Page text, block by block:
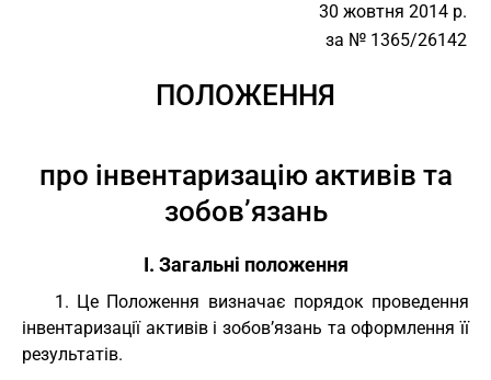
30 жовтня 2014 р.
за № 1365/26142
ПОЛОЖЕННЯ
про інвентаризацію активів та
зобов’язань
І. Загальні положення
1. Це Положення визначає порядок проведення
інвентаризації активів і зобов’язань та оформлення її
результатів.